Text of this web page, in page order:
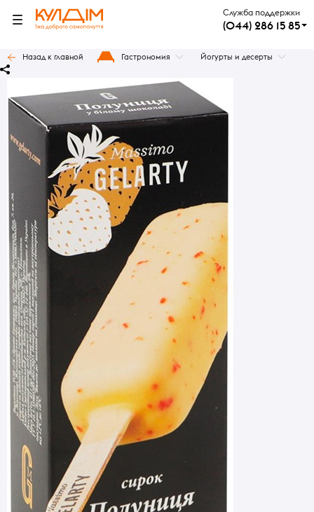
Служба поддержки
(044) 286 15 85
Назад к главной Гастрономия Йогурты и десерты